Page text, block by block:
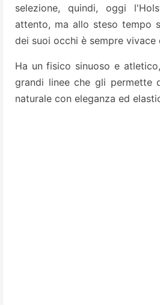
selezione, quindi, oggi
attento, ma allo steso tempo
dei suoi occhi è sempre vivace
Ha un fisico sinuoso e
grandi linee che gli permette
naturale con eleganza ed